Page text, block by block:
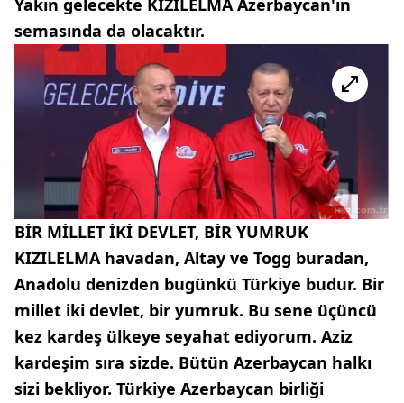
semasında da olacaktır.
BİR MİLLET İKİ DEVLET, BİR YUMRUK
KIZILELMA havadan, Altay ve Togg buradan,
Anadolu denizden bugünkü Türkiye budur. Bir
millet iki devlet, bir yumruk. Bu sene üçüncü
kez kardeş ülkeye seyahat ediyorum. Aziz
kardeşim sıra sizde. Bütün Azerbaycan halkı
sizi bekliyor. Türkiye Azerbaycan birliği